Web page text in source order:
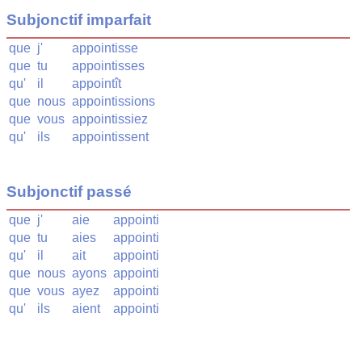
Subjonctif imparfait
que j'
appointisse
que tu
appointisses
qu'
il
appointît
que nous appointissions
que vous appointissiez
qu'
ils appointissent
Subjonctif passé
que j' aie
appointi
que tu aies
appointi
qu'
il ait
appointi
que nous ayons appointi
que vous ayez
appointi
qu'
ils aient appointi